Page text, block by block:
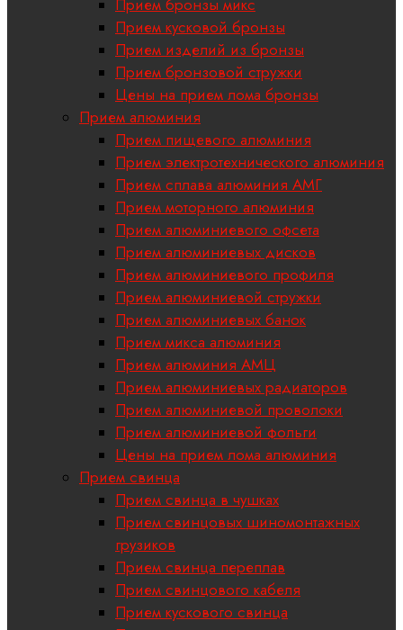
Прием бронзы микс
Прием кусковой бронзы
Прием изделий из бронзы
Прием бронзовой стружки
Цены на прием лома бронзы
Прием алюминия
Прием пищевого алюминия
Прием электротехнического алюминия
Прием сплава алюминия АМГ
Прием моторного алюминия
Прием алюминиевого офсета
Прием алюминиевых дисков
Прием алюминиевого профиля
Прием алюминиевой стружки
Прием алюминиевых банок
Прием микса алюминия
Прием алюминия АМЦ
Прием алюминиевых радиаторов
Прием алюминиевой проволоки
Прием алюминиевой фольги
Цены на прием лома алюминия
Прием свинца
Прием свинца в чушках
Прием свинцовых шиномонтажных
грузиков
Прием свинца переплав
Прием свинцового кабеля
Прием кускового свинца